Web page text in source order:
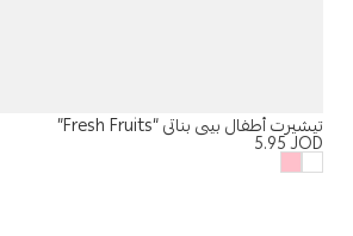
تيشيرت أطفال بيبي بناتي “Fresh Fruits”
5.95JOD